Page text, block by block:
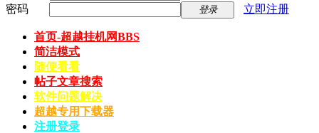
密码
登录 立即注册
首页-超越挂机网BBS
简洁模式
随便看看
帖子文章搜索
软件问题解决
超越专用下载器
注册登录